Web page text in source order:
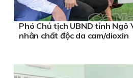
Phó Chủ tịch UBND tỉnh
nhân chất độc da cam/dioxin